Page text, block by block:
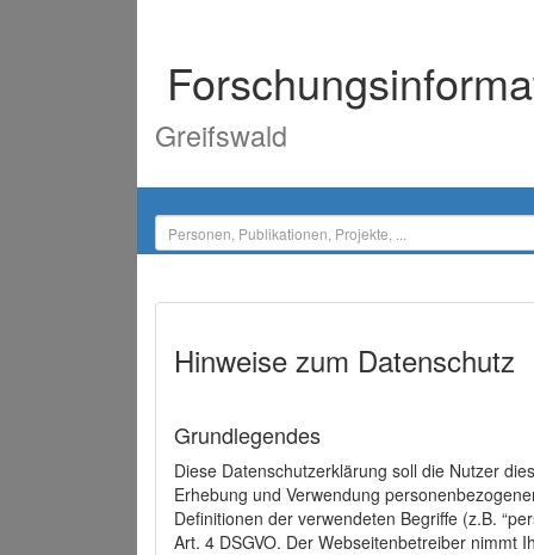
Greifswald
Hinweise zum Datenschutz
Grundlegendes
Diese Datenschutzerklärung soll die Nutzer
Erhebung und Verwendung
Definitionen der verwendeten Begriffe (z.B.
Art. 4 DSGVO. Der Webseitenbetreiber nimmt